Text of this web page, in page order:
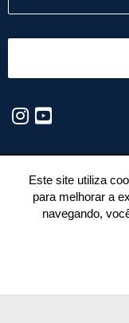
© 2026 - Rubens
Este site utiliza
para melhorar a
navegando,